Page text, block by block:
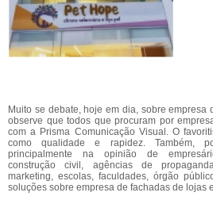
Muito se debate, hoje em dia, sobre empresa
observe que todos que procuram por
com a Prisma Comunicação Visual. O
como qualidade e rapidez. Também,
principalmente na opinião de
construção civil, agências de
marketing, escolas, faculdades, órgão
soluções sobre empresa de fachadas de lojas